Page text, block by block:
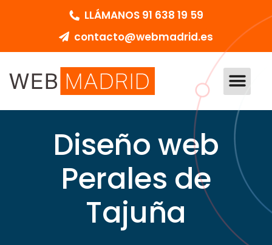
LLÁMANOS 91 638 19 59
contacto@webmadrid.es
Diseño web
Perales de
Tajuña